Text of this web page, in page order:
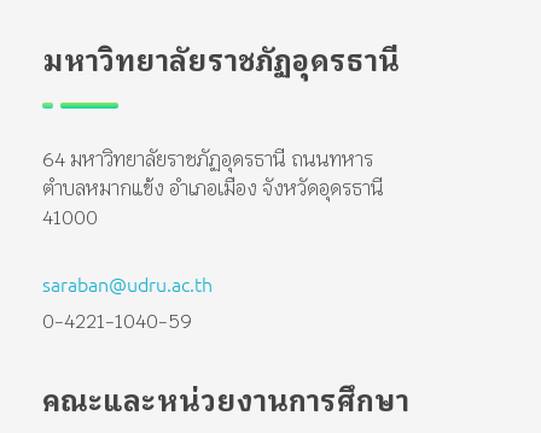
มหาวิทยาลัยราชภัฏอุดรธานี
64 มหาวิทยาลัยราชภัฏอุดรธานี ถนนทหาร
ตำบลหมากแข้ง อำเภอเมือง จังหวัดอุดรธานี
41000
saraban@udru.ac.th
0-4221-1040-59
คณะและหน่วยงานการศึกษา